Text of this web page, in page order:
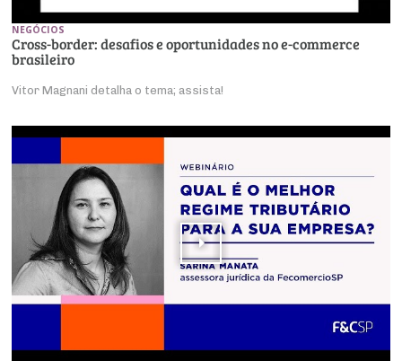
NEGÓCIOS
Cross-border: desafios e oportunidades no e-commerce
brasileiro
Vitor Magnani detalha o tema; assista!